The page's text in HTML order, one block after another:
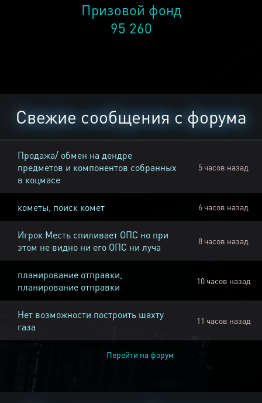
Призовой фонд
95 260
Свежие сообщения с форума
Продажа/ обмен на дендре
предметов и компонентов собранных
в коцмасе
5 часов назад
кометы, поиск комет 6 часов назад
Игрок Месть спиливает ОПС но при
этом не видно ни его ОПС ни луча
8 часов назад
планирование отправки,
планирование отправки
10 часов назад
Нет возможности построить шахту
газа
11 часов назад
Перейти на форум